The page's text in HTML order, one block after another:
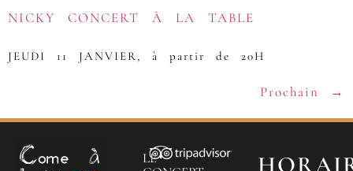
NICKY CONCERT À LA TABLE
JEUDI 11 JANVIER, à partir de 20H
Prochain →
LE